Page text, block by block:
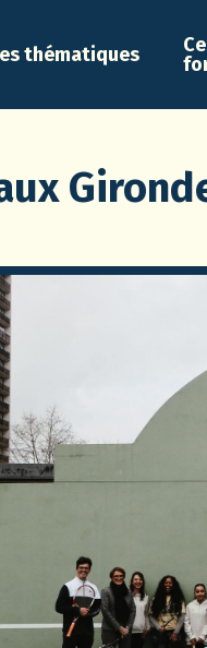
thématiques